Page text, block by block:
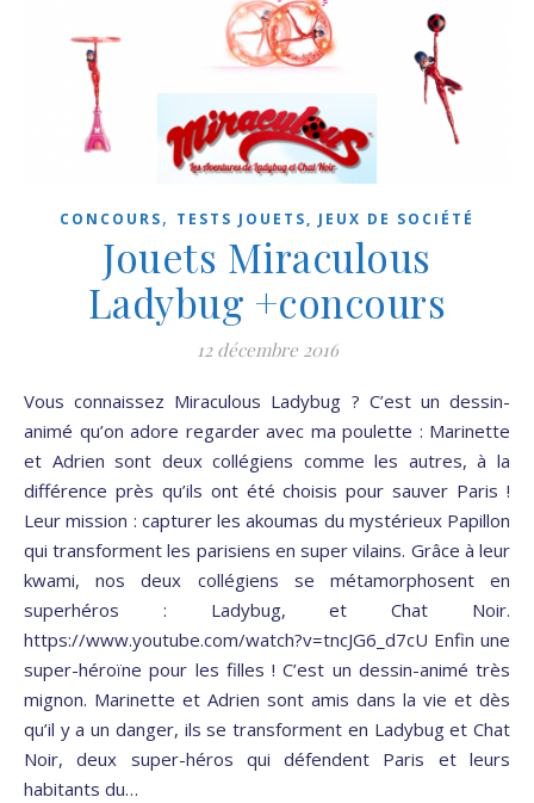
CONCOURS, TESTS JOUETS, JEUX DE SOCIÉTÉ
Jouets Miraculous
Ladybug +concours
12 décembre 2016
Vous connaissez Miraculous Ladybug ? C’est un dessin-
animé qu’on adore regarder avec ma poulette : Marinette
et Adrien sont deux collégiens comme les autres, à la
différence près qu’ils ont été choisis pour sauver Paris !
Leur mission : capturer les akoumas du mystérieux Papillon
qui transforment les parisiens en super vilains. Grâce à leur
kwami, nos deux collégiens se métamorphosent en
superhéros : Ladybug, et Chat Noir.
https://www.youtube.com/watch?v=tncJG6_d7cU Enfin une
super-héroïne pour les filles ! C’est un dessin-animé très
mignon. Marinette et Adrien sont amis dans la vie et dès
qu’il y a un danger, ils se transforment en Ladybug et Chat
Noir, deux super-héros qui défendent Paris et leurs
habitants du…